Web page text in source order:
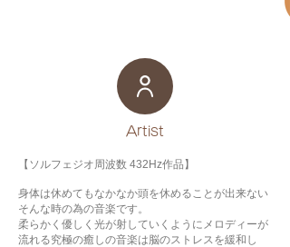
​Artist
【ソルフェジオ周波数 432Hz作品】
身体は休めてもなかなか頭を休めることが出来ない
そんな時の為の音楽です。
柔らかく優しく光が射していくようにメロディーが
流れる究極の癒しの音楽は脳のストレスを緩和し